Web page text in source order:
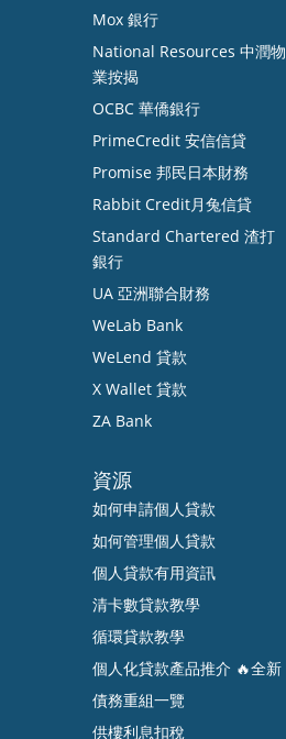
Mox 銀行
National Resources 中潤物
業按揭
OCBC 華僑銀行
PrimeCredit 安信信貸
Promise 邦民日本財務
Rabbit Credit月兔信貸
Standard Chartered 渣打
銀行
UA 亞洲聯合財務
WeLab Bank
WeLend 貸款
X Wallet 貸款
ZA Bank
資源
如何申請個人貸款
如何管理個人貸款
個人貸款有用資訊
清卡數貸款教學
循環貸款教學
個人化貸款產品推介 🔥全新
債務重組一覽
供樓利息扣稅